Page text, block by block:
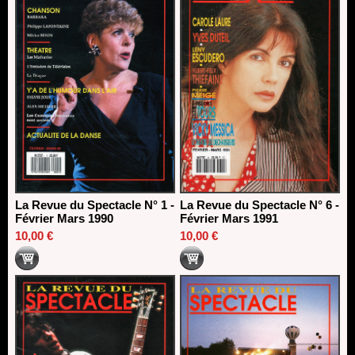
La Revue du Spectacle N° 1 -
Février Mars 1990
10,00 €
La Revue du Spectacle N° 6 -
Février Mars 1991
10,00 €